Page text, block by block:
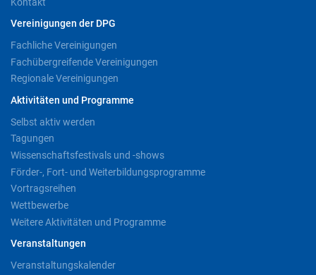
Vereinigungen der DPG
Fachliche Vereinigungen
Fachübergreifende Vereinigungen
Regionale Vereinigungen
Aktivitäten und Programme
Selbst aktiv werden
Tagungen
Wissenschaftsfestivals und -shows
Förder-, Fort- und Weiterbildungsprogramme
Vortragsreihen
Wettbewerbe
Weitere Aktivitäten und Programme
Veranstaltungen
Veranstaltungskalender